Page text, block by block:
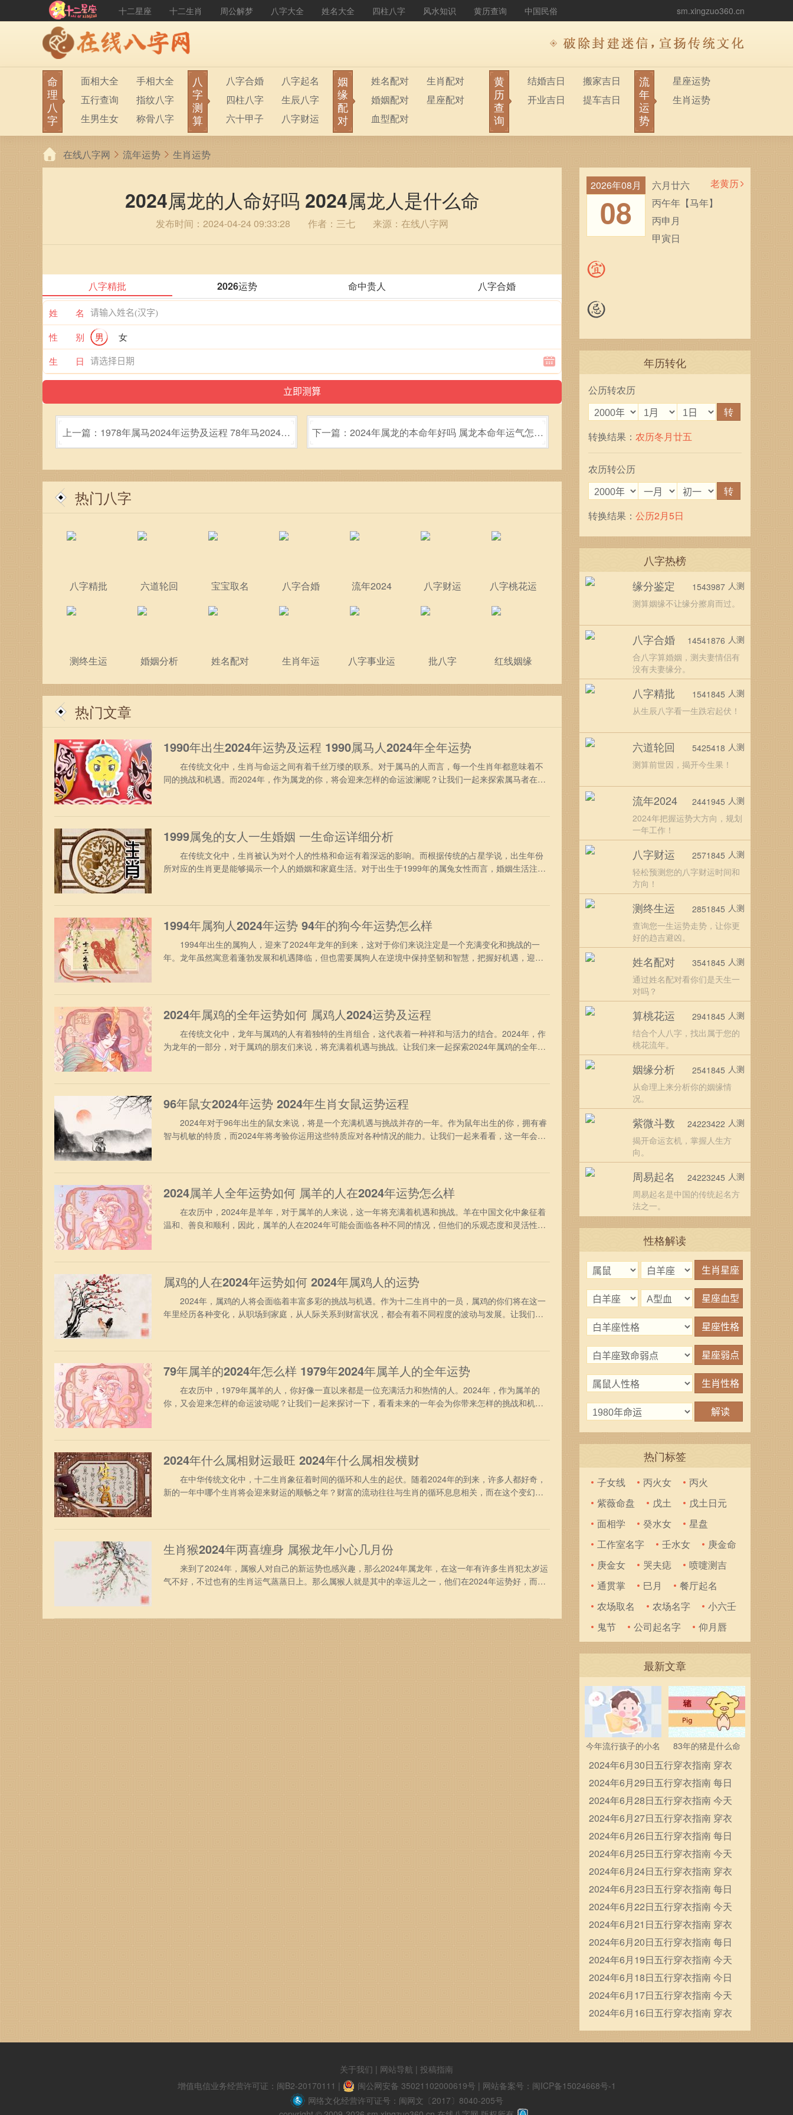
十二星座 十二生肖 周公解梦 八字大全 姓名大全 四柱八字 风水知识 黄历查询 中国民俗 sm.xingzuo360.cn
命
理
八
字
面相大全
手相大全
五行查询
指纹八字
生男生女
称骨八字
八
字
测
算
八字合婚
八字起名
四柱八字
生辰八字
六十甲子
八字财运
姻
缘
配
对
姓名配对
生肖配对
婚姻配对
星座配对
血型配对
黄
历
查
询
结婚吉日
搬家吉日
开业吉日
提车吉日
流
年
运
势
星座运势
生肖运势
在线八字网 流年运势 生肖运势
2024属龙的人命好吗 2024属龙人是什么命
发布时间：2024-04-24 09:33:28 作者：三七 来源：在线八字网
八字精批 2026运势 命中贵人 八字合婚
姓 名
性 别
男
女
生 日
上一篇：1978年属马2024年运势及运程 78年马2024年 下一篇：2024年属龙的本命年好吗 属龙本命年运气怎么
热门八字
八字精批 六道轮回 宝宝取名 八字合婚 流年2024 八字财运 八字桃花运
测终生运 婚姻分析 姓名配对 生肖年运 八字事业运 批八字 红线姻缘
热门文章
1990年出生2024年运势及运程 1990属马人2024年全年运势
在传统文化中，生肖与命运之间有着千丝万缕的联系。对于属马的人而言，每一个生肖年都意味着不
同的挑战和机遇。而2024年，作为属龙的你，将会迎来怎样的命运波澜呢？让我们一起来探索属马者在龙
1999属兔的女人一生婚姻 一生命运详细分析
在传统文化中，生肖被认为对个人的性格和命运有着深远的影响。而根据传统的占星学说，出生年份
所对应的生肖更是能够揭示一个人的婚姻和家庭生活。对于出生于1999年的属兔女性而言，婚姻生活注定
1994年属狗人2024年运势 94年的狗今年运势怎么样
1994年出生的属狗人，迎来了2024年龙年的到来，这对于你们来说注定是一个充满变化和挑战的一
年。龙年虽然寓意着蓬勃发展和机遇降临，但也需要属狗人在逆境中保持坚韧和智慧，把握好机遇，迎接
2024年属鸡的全年运势如何 属鸡人2024运势及运程
在传统文化中，龙年与属鸡的人有着独特的生肖组合，这代表着一种祥和与活力的结合。2024年，作
为龙年的一部分，对于属鸡的朋友们来说，将充满着机遇与挑战。让我们来一起探索2024年属鸡的全年运
96年鼠女2024年运势 2024年生肖女鼠运势运程
2024年对于96年出生的鼠女来说，将是一个充满机遇与挑战并存的一年。作为鼠年出生的你，拥有睿
智与机敏的特质，而2024年将考验你运用这些特质应对各种情况的能力。让我们一起来看看，这一年会为
2024属羊人全年运势如何 属羊的人在2024年运势怎么样
在农历中，2024年是羊年，对于属羊的人来说，这一年将充满着机遇和挑战。羊在中国文化中象征着
温和、善良和顺利，因此，属羊的人在2024年可能会面临各种不同的情况，但他们的乐观态度和灵活性将
属鸡的人在2024年运势如何 2024年属鸡人的运势
2024年，属鸡的人将会面临着丰富多彩的挑战与机遇。作为十二生肖中的一员，属鸡的你们将在这一
年里经历各种变化，从职场到家庭，从人际关系到财富状况，都会有着不同程度的波动与发展。让我们一
79年属羊的2024年怎么样 1979年2024年属羊人的全年运势
在农历中，1979年属羊的人，你好像一直以来都是一位充满活力和热情的人。2024年，作为属羊的
你，又会迎来怎样的命运波动呢？让我们一起来探讨一下，看看未来的一年会为你带来怎样的挑战和机
2024年什么属相财运最旺 2024年什么属相发横财
在中华传统文化中，十二生肖象征着时间的循环和人生的起伏。随着2024年的到来，许多人都好奇，
新的一年中哪个生肖将会迎来财运的顺畅之年？财富的流动往往与生肖的循环息息相关，而在这个变幻莫
生肖猴2024年两喜缠身 属猴龙年小心几月份
来到了2024年，属猴人对自己的新运势也感兴趣，那么2024年属龙年，在这一年有许多生肖犯太岁运
气不好，不过也有的生肖运气蒸蒸日上。那么属猴人就是其中的幸运儿之一，他们在2024年运势好，而且
升职加薪或者是意外的小财富。不管
老黄历
2026年08月
08
六月廿六
丙午年【马年】
丙申月
甲寅日
年历转化
公历转农历
转
转换结果： 农历冬月廿五
农历转公历
转
转换结果： 公历2月5日
八字热榜
缘分鉴定
测算姻缘不让缘分擦肩而过。
1543987 人测
八字合婚
合八字算婚姻，测夫妻情侣有
没有夫妻缘分。
14541876 人测
八字精批
从生辰八字看一生跌宕起伏！
1541845 人测
六道轮回
测算前世因，揭开今生果！
5425418 人测
流年2024
2024年把握运势大方向，规划
一年工作！
2441945 人测
八字财运
轻松预测您的八字财运时间和
方向！
2571845 人测
测终生运
查询您一生运势走势，让你更
好的趋吉避凶。
2851845 人测
姓名配对
通过姓名配对看你们是天生一
对吗？
3541845 人测
算桃花运
结合个人八字，找出属于您的
桃花流年。
2941845 人测
姻缘分析
从命理上来分析你的姻缘情
况。
2541845 人测
紫微斗数
揭开命运玄机，掌握人生方
向。
24223422 人测
周易起名
周易起名是中国的传统起名方
法之一。
24223245 人测
性格解读
热门标签
子女线 丙火女
丙火
紫薇命盘
戊土
戊土日元
面相学
癸水女
星盘
工作室名字
壬水女
庚金命
庚金女
哭夫痣
喷嚏测吉
通贯掌
巳月
餐厅起名
农场取名
农场名字
小六壬
鬼节
公司起名字 仰月唇
最新文章
今年流行孩子的小名 83年的猪是什么命
2024年6月30日五行穿衣指南 穿衣
五行色搭配
2024年6月29日五行穿衣指南 每日
穿衣五行颜色运势
2024年6月28日五行穿衣指南 今天
穿衣颜色是什么查询
2024年6月27日五行穿衣指南 穿衣
五行色搭配
2024年6月26日五行穿衣指南 每日
穿衣五行颜色运势
2024年6月25日五行穿衣指南 今天
穿衣颜色是什么查询
2024年6月24日五行穿衣指南 穿衣
五行色搭配
2024年6月23日五行穿衣指南 每日
穿衣五行颜色运势
2024年6月22日五行穿衣指南 今天
穿衣颜色是什么查询
2024年6月21日五行穿衣指南 穿衣
五行色搭配
2024年6月20日五行穿衣指南 每日
穿衣五行颜色运势
2024年6月19日五行穿衣指南 今天
穿衣颜色是什么查询
2024年6月18日五行穿衣指南 今日
幸运颜色是什么
2024年6月17日五行穿衣指南 今天
穿衣颜色是什么查询
2024年6月16日五行穿衣指南 穿衣
五行色搭配
关于我们 | 网站导航 | 投稿指南
增值电信业务经营许可证：闽B2-20170111 | 闽公网安备 35021102000619号 | 网站备案号：闽ICP备15024668号-1
网络文化经营许可证号：闽网文〔2017〕8040-205号